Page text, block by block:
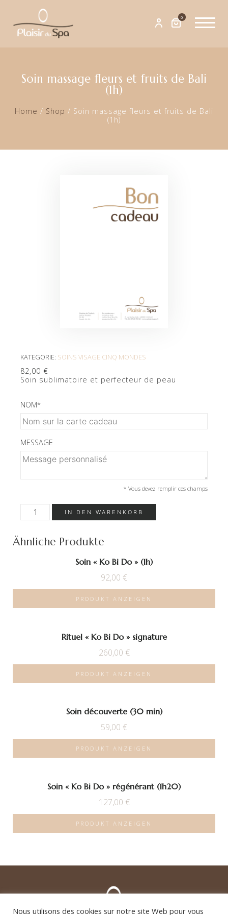
0
Soin massage fleurs et fruits de Bali
(1h)
Home / Shop / Soin massage fleurs et fruits de Bali
(1h)
KATEGORIE: SOINS VISAGE CINQ MONDES
82,00 €
Soin sublimatoire et perfecteur de peau
NOM*
MESSAGE
* Vous devez remplir ces champs
Soin
massage
fruits
de
IN DEN WARENKORB
Ähnliche Produkte
Soin « Ko Bi Do » (1h)
92,00 €
PRODUKT ANZEIGEN
Rituel « Ko Bi Do » signature
260,00 €
PRODUKT ANZEIGEN
Soin découverte (30 min)
59,00 €
PRODUKT ANZEIGEN
Soin « Ko Bi Do » régénérant (1h20)
127,00 €
PRODUKT ANZEIGEN
Nous utilisons des cookies sur notre site Web pour vous